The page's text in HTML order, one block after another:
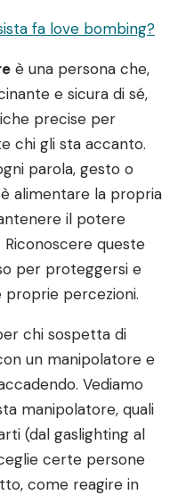
fa love bombing?
è una persona che,
e sicura di sé,
precise per
chi gli sta accanto.
parola, gesto o
alimentare la propria
il potere
Riconoscere queste
per proteggersi e
percezioni.
chi sospetta di
un manipolatore e
Vediamo
manipolatore, quali
(dal gaslighting al
certe persone
come reagire in